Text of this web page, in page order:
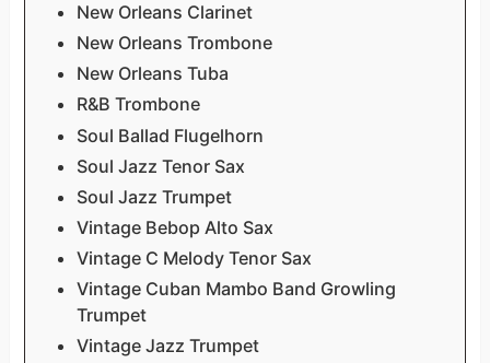
New Orleans Clarinet
New Orleans Trombone
New Orleans Tuba
R&B Trombone
Soul Ballad Flugelhorn
Soul Jazz Tenor Sax
Soul Jazz Trumpet
Vintage Bebop Alto Sax
Vintage C Melody Tenor Sax
Vintage Cuban Mambo Band Growling
Trumpet
Vintage Jazz Trumpet